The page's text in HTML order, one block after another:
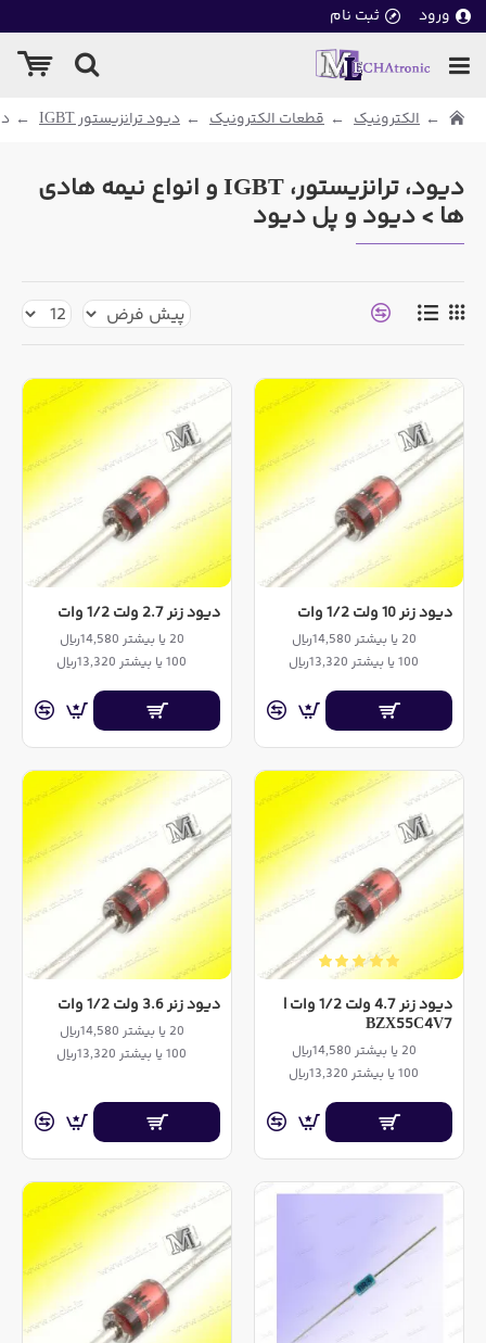
ورود ثبت نام
الکترونیک قطعات الکترونیک دیود ترانزیستور IGBT
دیود، ترانزیستور، IGBT و انواع نیمه هادی
ها > دیود و پل دیود
دیود زنر 10 ولت 1/2 وات
20 یا بیشتر 14,580ریال
100 یا بیشتر 13,320ریال
دیود زنر 2.7 ولت 1/2 وات
20 یا بیشتر 14,580ریال
100 یا بیشتر 13,320ریال
دیود زنر 4.7 ولت 1/2 وات |
BZX55C4V7
20 یا بیشتر 14,580ریال
100 یا بیشتر 13,320ریال
دیود زنر 3.6 ولت 1/2 وات
20 یا بیشتر 14,580ریال
100 یا بیشتر 13,320ریال